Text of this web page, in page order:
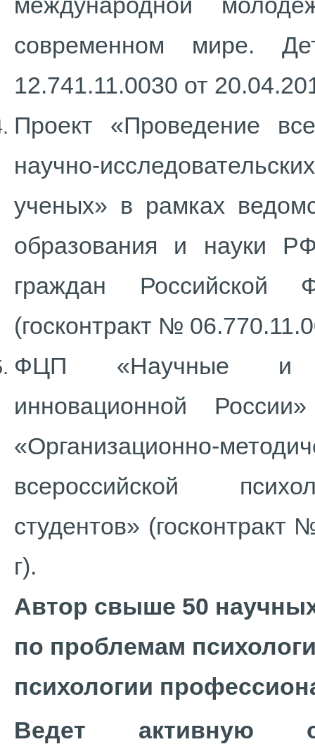
современном мире.
12.741.11.0030 от
Проект «Проведение
научно-
ученых» в рамках
образования и науки
граждан Российской
(госконтракт №
ФЦП «Научные и
инновационной
«Организационно-
всероссийской
студентов»
г).
Автор свыше 50
по проблемам
психологии
Ведет активную